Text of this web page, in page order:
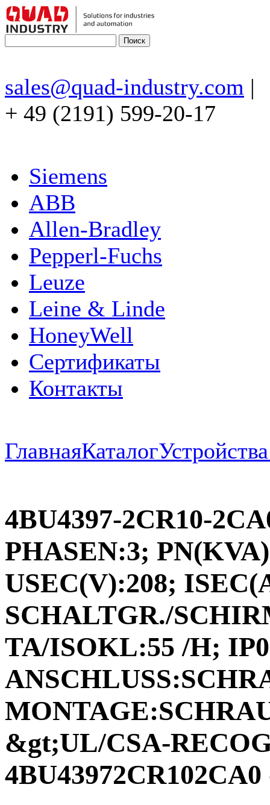
sales@quad-industry.com |
+ 49 (2191) 599-20-17
Siemens
ABB
Allen-Bradley
Pepperl-Fuchs
Leuze
Leine & Linde
HoneyWell
Сертификаты
Контакты
ГлавнаяКаталог
4BU4397-2CR10-
PHASEN:3;
USEC(V):208;
SCHALTGR./
TA/ISOKL:55 /H;
&gt;UL/CSA-